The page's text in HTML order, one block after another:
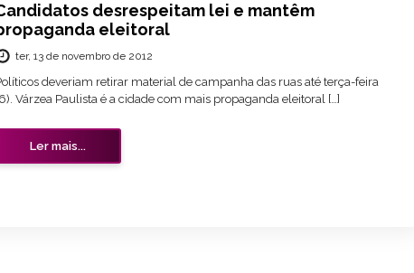
desrespeitam lei e mantêm
eleitoral
ter, 13 de novembro de 2012
deveriam retirar material de campanha das ruas até terça-feira
Várzea Paulista é a cidade com mais propaganda eleitoral […]
Ler mais...